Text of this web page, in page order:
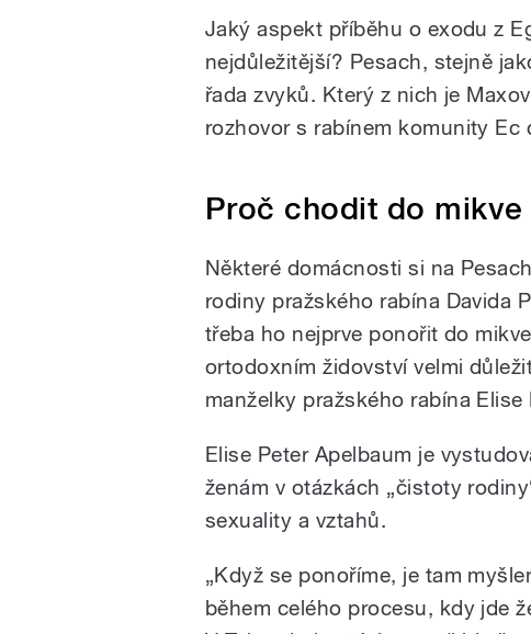
Jaký aspekt příběhu o exodu z
nejdůležitější? Pesach, stejně
řada zvyků. Který z nich je
rozhovor s rabínem komunity Ec
Proč chodit do mikve
Některé domácnosti si na
rodiny pražského rabína Davida
třeba ho nejprve ponořit do
ortodoxním židovství velmi
manželky pražského rabína
Elise Peter Apelbaum je
ženám v otázkách „čistoty
sexuality a vztahů.
„Když se ponoříme, je tam
během celého procesu, kdy jde